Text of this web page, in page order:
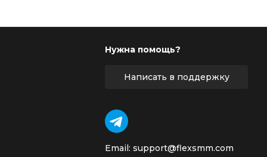
Нужна помощь?
Написать в поддержку
Email: support@flexsmm.com